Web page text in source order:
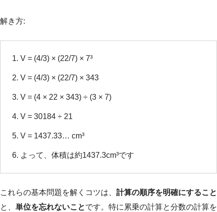
解き方:
V = (4/3) × (22/7) × 7³
V = (4/3) × (22/7) × 343
V = (4 × 22 × 343) ÷ (3 × 7)
V = 30184 ÷ 21
V = 1437.33… cm³
よって、体積は約1437.3cm³です
これらの基本問題を解くコツは、 計算の順序を明確にすること
と、 単位を忘れないことです。特に累乗の計算と分数の計算を